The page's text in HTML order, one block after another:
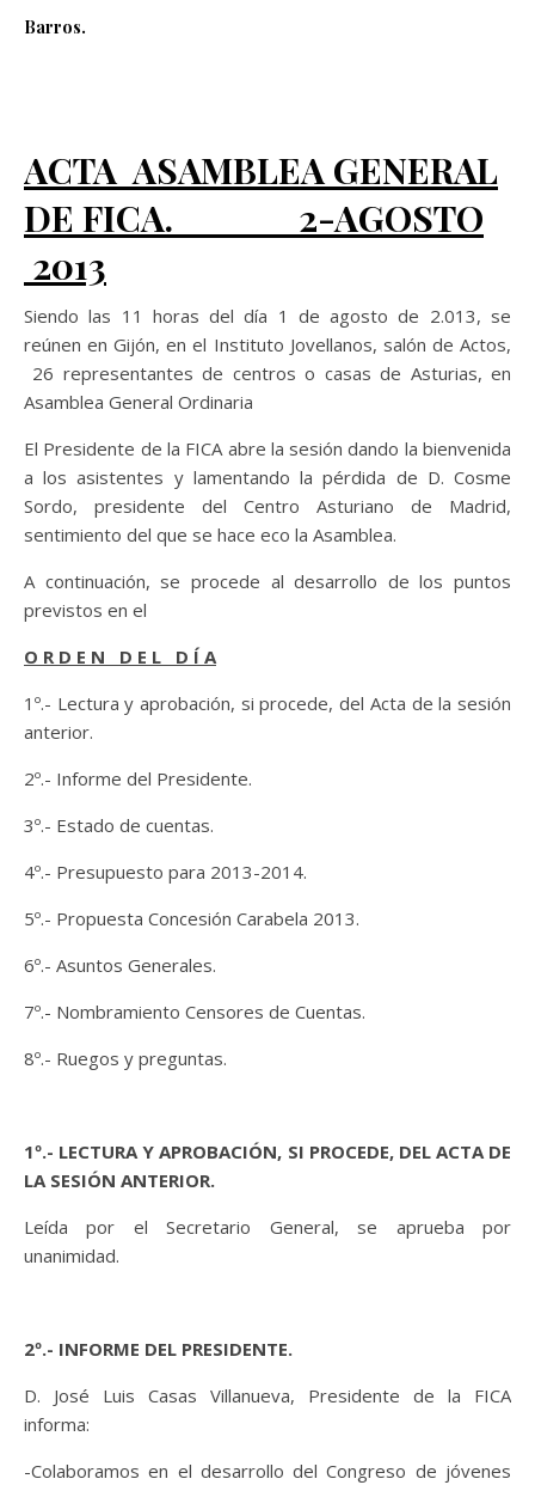
Barros.
ACTA ASAMBLEA GENERAL
DE FICA. 2-AGOSTO
2013
Siendo las 11 horas del día 1 de agosto de 2.013, se
reúnen en Gijón, en el Instituto Jovellanos, salón de Actos,
26 representantes de centros o casas de Asturias, en
Asamblea General Ordinaria
El Presidente de la FICA abre la sesión dando la bienvenida
a los asistentes y lamentando la pérdida de D. Cosme
Sordo, presidente del Centro Asturiano de Madrid,
sentimiento del que se hace eco la Asamblea.
A continuación, se procede al desarrollo de los puntos
previstos en el
O R D E N D E L D Í A
1º.- Lectura y aprobación, si procede, del Acta de la sesión
anterior.
2º.- Informe del Presidente.
3º.- Estado de cuentas.
4º.- Presupuesto para 2013-2014.
5º.- Propuesta Concesión Carabela 2013.
6º.- Asuntos Generales.
7º.- Nombramiento Censores de Cuentas.
8º.- Ruegos y preguntas.
1º.- LECTURA Y APROBACIÓN, SI PROCEDE, DEL ACTA DE
LA SESIÓN ANTERIOR.
Leída por el Secretario General, se aprueba por
unanimidad.
2º.- INFORME DEL PRESIDENTE.
D. José Luis Casas Villanueva, Presidente de la FICA
informa:
-Colaboramos en el desarrollo del Congreso de jóvenes